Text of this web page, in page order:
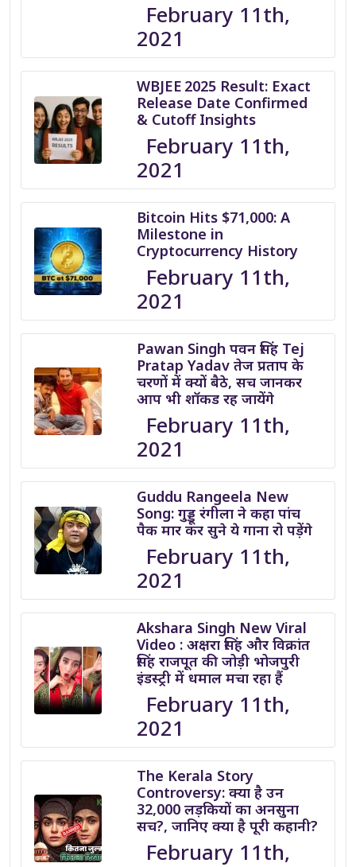
February 11th,
2021
WBJEE 2025 Result: Exact
Release Date Confirmed
& Cutoff Insights
February 11th,
2021
Bitcoin Hits $71,000: A
Milestone in
Cryptocurrency History
February 11th,
2021
Pawan Singh पवन सिंह Tej
Pratap Yadav तेज प्रताप के
चरणों में क्यों बैठे, सच जानकर
आप भी शॉकड रह जायेंगे
February 11th,
2021
Guddu Rangeela New
Song: गुड्डू रंगीला ने कहा पांच
पैक मार कर सुने ये गाना रो पड़ेंगे
February 11th,
2021
Akshara Singh New Viral
Video : अक्षरा सिंह और विक्रांत
सिंह राजपूत की जोड़ी भोजपुरी
इंडस्ट्री में धमाल मचा रहा हैं
February 11th,
2021
The Kerala Story
Controversy: क्या है उन
32,000 लड़कियों का अनसुना
सच?, जानिए क्या है पूरी कहानी?
February 11th,